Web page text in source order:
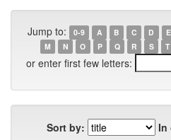
Jump to: 0-9 A B C D E
M
N O P Q R S T
or enter first few letters:
Sort by:
In